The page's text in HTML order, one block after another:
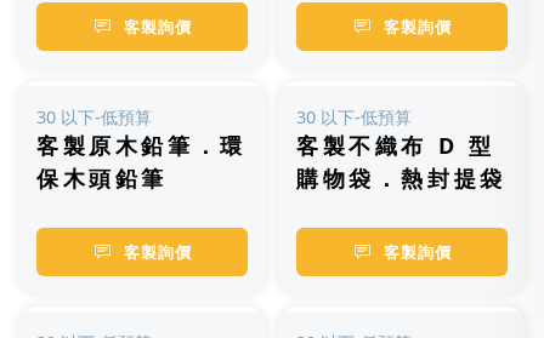
客製詢價 客製詢價
30 以下-低預算
客製原木鉛筆．環
保木頭鉛筆
客製詢價
30 以下-低預算
客製不織布 D 型
購物袋．熱封提袋
客製詢價